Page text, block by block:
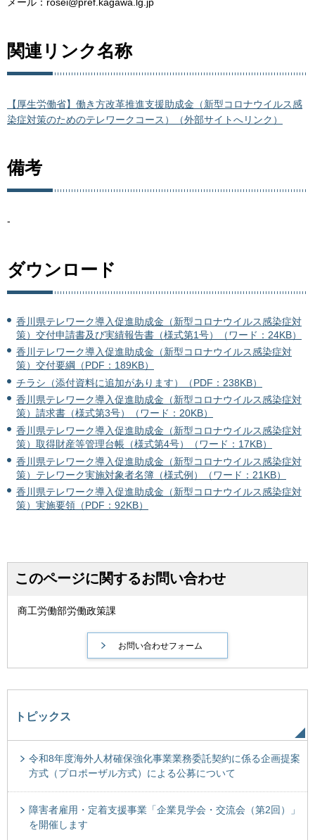
関連リンク名称
【厚生労働省】働き方改革推進支援助成金（新型コロナウイルス感
染症対策のためのテレワークコース）（外部サイトへリンク）
備考
-
ダウンロード
香川県テレワーク導入促進助成金（新型コロナウイルス感染症対
策）交付申請書及び実績報告書（様式第1号）（ワード：24KB）
香川テレワーク導入促進助成金（新型コロナウイルス感染症対
策）交付要綱（PDF：189KB）
チラシ（添付資料に追加があります）（PDF：238KB）
香川県テレワーク導入促進助成金（新型コロナウイルス感染症対
策）請求書（様式第3号）（ワード：20KB）
香川県テレワーク導入促進助成金（新型コロナウイルス感染症対
策）取得財産等管理台帳（様式第4号）（ワード：17KB）
香川県テレワーク導入促進助成金（新型コロナウイルス感染症対
策）テレワーク実施対象者名簿（様式例）（ワード：21KB）
香川県テレワーク導入促進助成金（新型コロナウイルス感染症対
策）実施要領（PDF：92KB）
このページに関するお問い合わせ
商工労働部労働政策課
トピックス
令和8年度海外人材確保強化事業業務委託契約に係る企画提案
方式（プロポーザル方式）による公募について
障害者雇用・定着支援事業「企業見学会・交流会（第2回）」
を開催します